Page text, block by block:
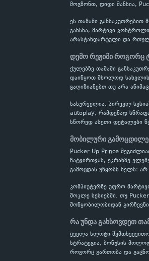
მოგწონთ, დიდი შანსია,
ეს თამაში
გახსნა, მარტივი
არასტანდარტული და რთული
დემო რეჟიმი როგორც
ქულებზე თამაში
დაიწყოთ მხოლოდ სახელის
გაღიზიანებთ თუ არა
სასურველია, პირველ
autoplay, რამდენად
სწორედ ასეთი დეტალები
მობილური
Pucker Up Prince
ჩატვირთვას, ეკრანზე
გამოცდას უწყობს ხელს:
კომპიუტერზე უფრო
მოკლე სესიებში. თუ
მოწყობილობიდან
რა უნდა გახსოვდეთ
ყველა სლოტი
სტრატეგია, ბონუსის
როგორც გართობა და